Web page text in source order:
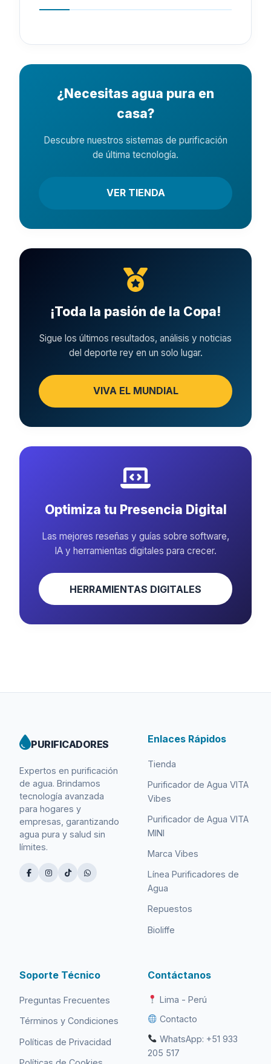
¿Necesitas agua pura en
casa?
Descubre nuestros sistemas de purificación
de última tecnología.
VER TIENDA
¡Toda la pasión de la Copa!
Sigue los últimos resultados, análisis y noticias
del deporte rey en un solo lugar.
VIVA EL MUNDIAL
Optimiza tu Presencia Digital
Las mejores reseñas y guías sobre software,
IA y herramientas digitales para crecer.
HERRAMIENTAS DIGITALES
PURIFICADORES
Expertos en purificación
de agua. Brindamos
tecnología avanzada
para hogares y
empresas, garantizando
agua pura y salud sin
límites.
Enlaces Rápidos
Tienda
Purificador de Agua VITA
Vibes
Purificador de Agua VITA
MINI
Marca Vibes
Línea Purificadores de
Agua
Repuestos
Bioliffe
Soporte Técnico
Preguntas Frecuentes
Términos y Condiciones
Políticas de Privacidad
Contáctanos
Lima - Perú
Contacto
WhatsApp: +51 933
205 517